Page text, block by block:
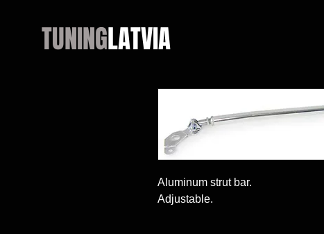
TUNINGLATVIA
Aluminum strut bar.
Adjustable.